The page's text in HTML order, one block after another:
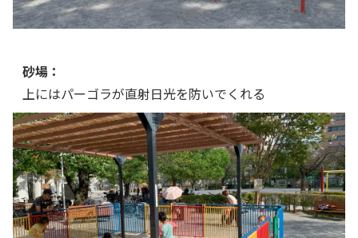
砂場：
上にはパーゴラが直射日光を防いでくれる